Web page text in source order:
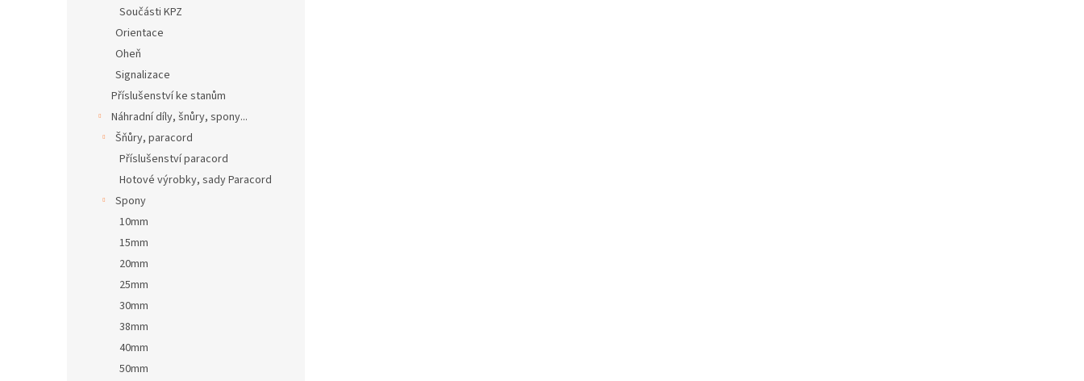
Součásti KPZ
Orientace
Oheň
Signalizace
Příslušenství ke stanům
Náhradní díly, šnůry, spony...
Šňůry, paracord
Příslušenství paracord
Hotové výrobky, sady Paracord
Spony
10mm
15mm
20mm
25mm
30mm
38mm
40mm
50mm